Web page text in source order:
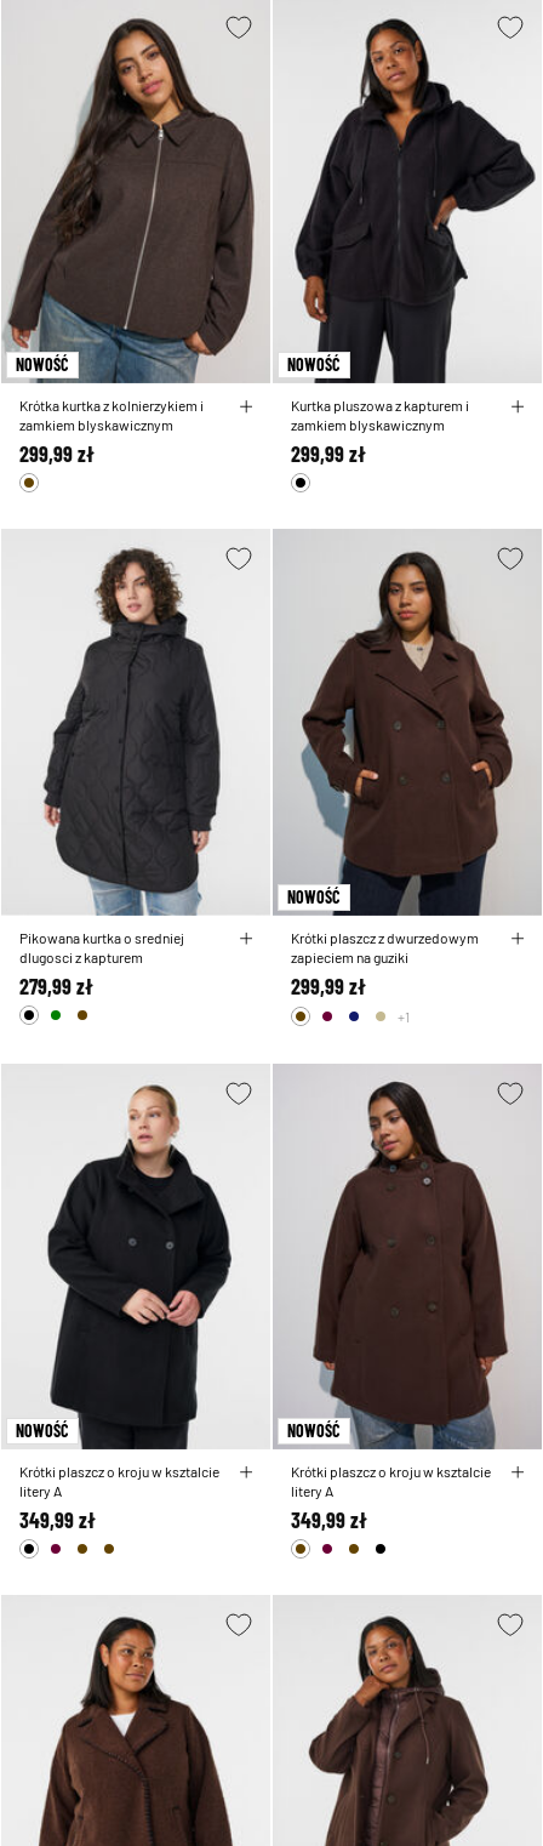
NOWOŚĆ
Krótka kurtka z kolnierzykiem i
zamkiem blyskawicznym
299,99 zł
NOWOŚĆ
Kurtka pluszowa z kapturem i
zamkiem blyskawicznym
299,99 zł
Pikowana kurtka o sredniej
dlugosci z kapturem
279,99 zł
NOWOŚĆ
Krótki plaszcz z dwurzedowym
zapieciem na guziki
299,99 zł
+1
NOWOŚĆ
Krótki plaszcz o kroju w ksztalcie
litery A
349,99 zł
NOWOŚĆ
Krótki plaszcz o kroju w ksztalcie
litery A
349,99 zł